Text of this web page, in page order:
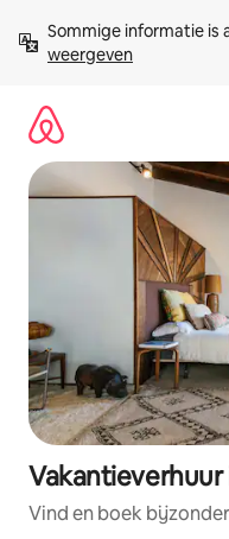
direct
naar
Sommige informatie is
weergeven
Vind en boek